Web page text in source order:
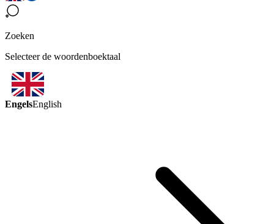
Zoeken
Selecteer de woordenboektaal
EngelsEnglish